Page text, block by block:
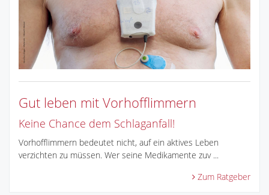
Gut leben mit Vorhofflimmern
Keine Chance dem Schlaganfall!
Vorhofflimmern bedeutet nicht, auf ein aktives Leben
verzichten zu müssen. Wer seine Medikamente zuv ...
Zum Ratgeber